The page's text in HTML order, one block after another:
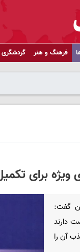
فرهنگ و هنر گردشگری
ویژه برای
گفت:
دارند
آن را